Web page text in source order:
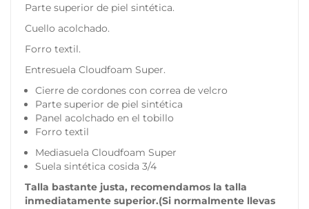
Parte superior de piel sintética.
Cuello acolchado.
Forro textil.
Entresuela Cloudfoam Super.
Cierre de cordones con correa de velcro
Parte superior de piel sintética
Panel acolchado en el tobillo
Forro textil
Mediasuela Cloudfoam Super
Suela sintética cosida 3/4
Talla bastante justa, recomendamos la talla
inmediatamente superior.(Si normalmente llevas